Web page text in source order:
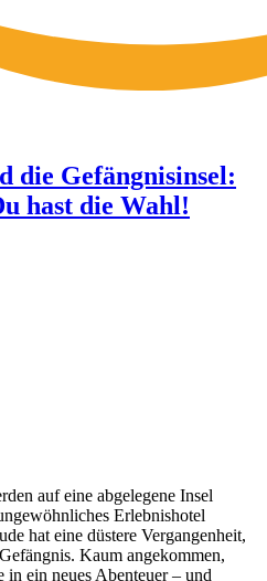
die Gefängnisinsel:
hast die Wahl!
auf eine abgelegene Insel
Erlebnishotel
hat eine düstere Vergangenheit,
Kaum angekommen,
in ein neues Abenteuer – und